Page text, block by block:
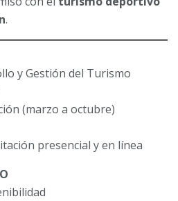
.
y Gestión del Turismo
(marzo a octubre)
presencial y en línea